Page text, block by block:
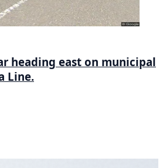
heading east on municipal
Line.